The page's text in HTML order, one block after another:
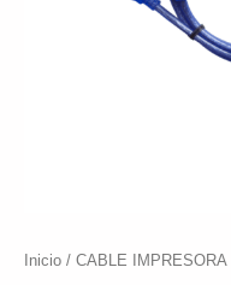
Inicio / CABLE IMPRESORA